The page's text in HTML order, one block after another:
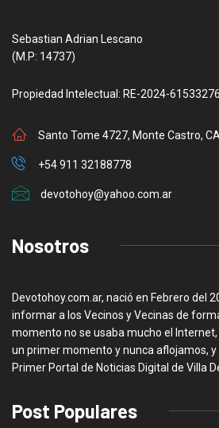
Sebastian Adrian Lescano
(M.P: 14737)
Propiedad Intelectual: RE-2024-
Santo Tome 4727, Monte Castro,
+54 911 32188778
devotohoy@yahoo.com.ar
Nosotros
Devotohoy.com.ar, nació en Febrero del
informar a los Vecinos y Vecinas de
momento no se usaba mucho el
un primer momento y nunca aflojamos,
Primer Portal de Noticias Digital de Villa
Post Populares